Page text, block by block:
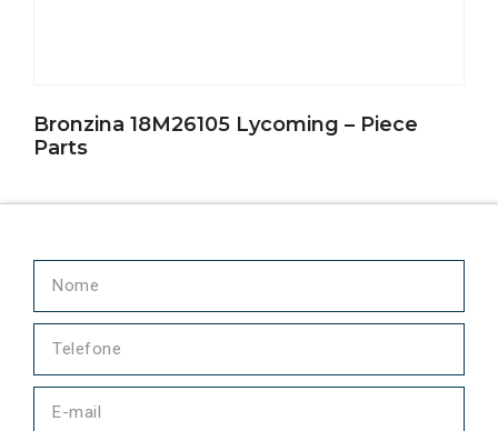
Bronzina 18M26105 Lycoming – Piece
Parts